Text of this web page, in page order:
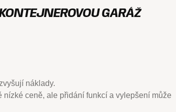
GARÁŽ
náklady.
ceně, ale přidání funkcí a vylepšení může